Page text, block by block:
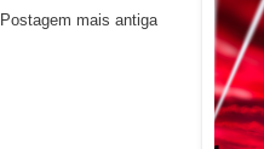
Postagem mais antiga